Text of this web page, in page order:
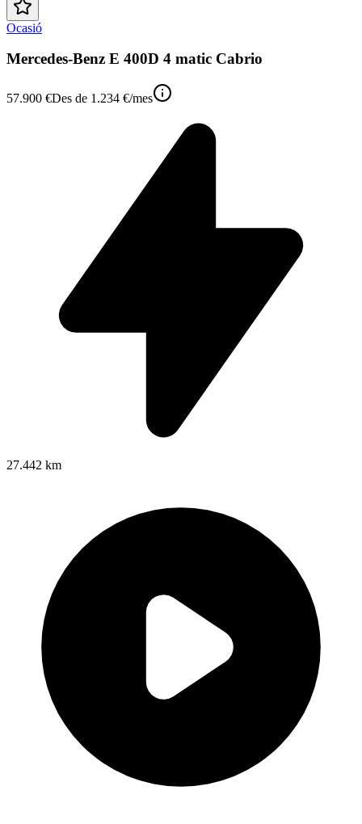
Ocasió
Mercedes-Benz E 400D 4 matic Cabrio
57.900 €Des de 1.234 €/mes
27.442 km